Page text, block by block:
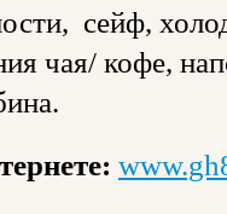
сейф,
чая/ кофе,